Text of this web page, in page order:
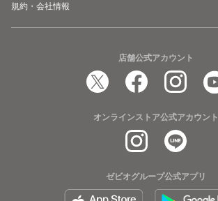
規約・会社情報
店舗公式アカウント
オンラインストア公式アカウント
ゼビオグループ公式アプリ